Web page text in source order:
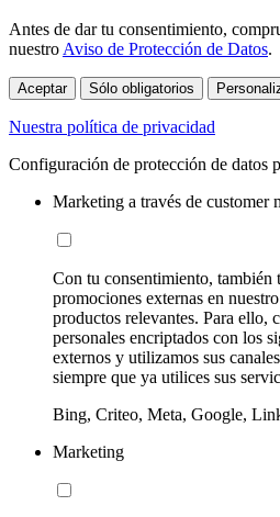
Antes de dar tu consentimiento,
nuestro Aviso de Protección de Datos.
Aceptar Sólo obligatorios
Nuestra política de privacidad
Configuración de protección de datos
Marketing a través de customer
Con tu consentimiento, también
promociones externas en
productos relevantes. Para ello,
personales encriptados con los
externos y utilizamos sus
siempre que ya utilices sus
Bing, Criteo, Meta, Google,
Marketing